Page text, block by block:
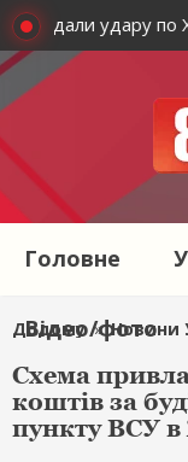
завдали удару по
Головне
Відео/фото
Додому » Новини
Схема
коштів за
пункту ВСУ в